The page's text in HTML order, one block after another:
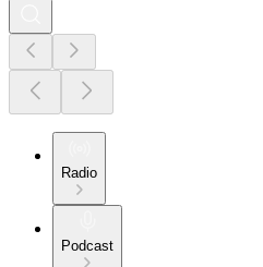
Radio
Podcast